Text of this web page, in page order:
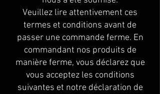
Veuillez lire attentivement ces
termes et conditions avant de
passer une commande ferme. En
commandant nos produits de
manière ferme, vous déclarez que
vous acceptez les conditions
suivantes et notre déclaration de